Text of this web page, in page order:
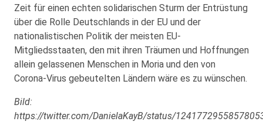
Zeit für einen echten solidarischen Sturm der Entrüstung
über die Rolle Deutschlands in der EU und der
nationalistischen Politik der meisten EU-
Mitgliedsstaaten, den mit ihren Träumen und Hoffnungen
allein gelassenen Menschen in Moria und den von
Corona-Virus gebeutelten Ländern wäre es zu wünschen.
Bild:
https://twitter.com/DanielaKayB/status/